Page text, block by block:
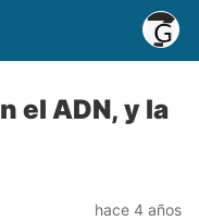
el ADN, y la
hace 4 años